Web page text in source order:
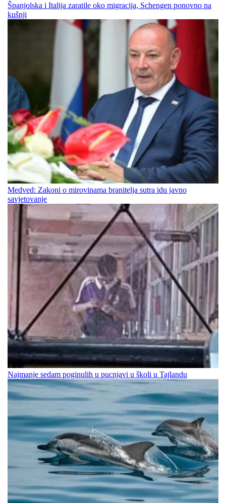
Španjolska i Italija zaratile oko migracija, Schengen ponovno na
kušnji
Medved: Zakoni o mirovinama branitelja sutra idu javno
savjetovanje
Najmanje sedam poginulih u pucnjavi u školi u Tajlandu